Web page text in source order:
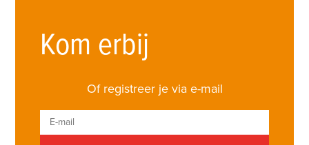
Kom erbij
Of registreer je via e-mail